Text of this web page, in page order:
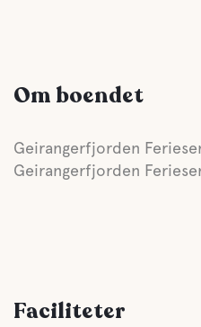
Om boendet
Geirangerfjorden
Geirangerfjorden
Faciliteter